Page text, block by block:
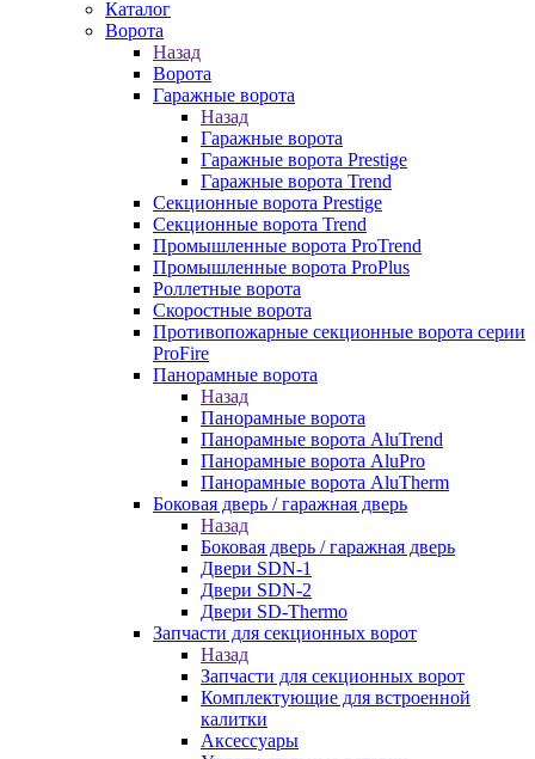
Каталог
Ворота
Назад
Ворота
Гаражные ворота
Назад
Гаражные ворота
Гаражные ворота Prestige
Гаражные ворота Trend
Секционные ворота Prestige
Секционные ворота Trend
Промышленные ворота ProTrend
Промышленные ворота ProPlus
Роллетные ворота
Скоростные ворота
Противопожарные секционные ворота серии
ProFire
Панорамные ворота
Назад
Панорамные ворота
Панорамные ворота AluTrend
Панорамные ворота AluPro
Панорамные ворота AluTherm
Боковая дверь / гаражная дверь
Назад
Боковая дверь / гаражная дверь
Двери SDN-1
Двери SDN-2
Двери SD-Thermo
Запчасти для секционных ворот
Назад
Запчасти для секционных ворот
Комплектующие для встроенной
калитки
Аксессуары